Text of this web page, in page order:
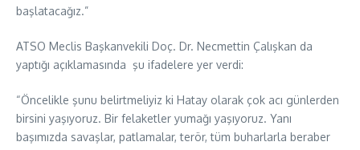
başlatacağız.”
ATSO Meclis Başkanvekili Doç. Dr. Necmettin Çalışkan da
yaptığı açıklamasında şu ifadelere yer verdi:
“Öncelikle şunu belirtmeliyiz ki Hatay olarak çok acı günlerden
birsini yaşıyoruz. Bir felaketler yumağı yaşıyoruz. Yanı
başımızda savaşlar, patlamalar, terör, tüm buharlarla beraber